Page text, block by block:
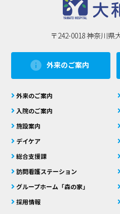
〒242-0018 神奈川県
info 外来のご案内
外来のご案内
入院のご案内
施設案内
デイケア
総合支援課
訪問看護ステーション
グループホーム「森の家」
採用情報